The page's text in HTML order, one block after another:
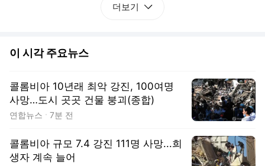
더보기
이 시각 주요뉴스
콜롬비아 10년래 최악 강진, 100여명
사망…도시 곳곳 건물 붕괴(종합)
연합뉴스 7분 전
콜롬비아 규모 7.4 강진 111명 사망...희
생자 계속 늘어